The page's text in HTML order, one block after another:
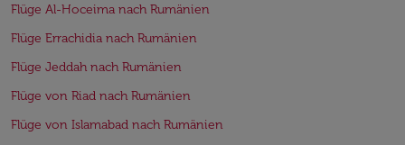
Flüge Al-Hoceima nach Rumänien
Flüge Errachidia nach Rumänien
Flüge Jeddah nach Rumänien
Flüge von Riad nach Rumänien
Flüge von Islamabad nach Rumänien